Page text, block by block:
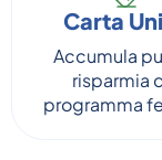
Carta
Accumula
risparmia
programma